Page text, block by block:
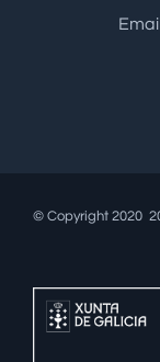
© Copyright 2020